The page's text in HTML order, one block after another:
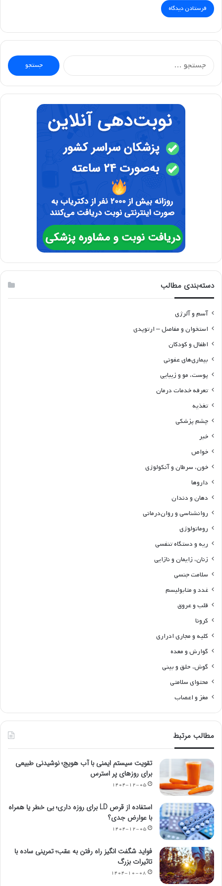
جستجو
برای:
دسته‌بندی مطالب
آسم و آلرژی
استخوان و مفاصل – ارتوپدی
اطفال و کودکان
بیماری‌های عفونی
پوست، مو و زیبایی
تعرفه خدمات درمان
تغذیه
چشم پزشکی
خبر
خواص
خون، سرطان و آنکولوژی
داروها
دهان و دندان
روانشناسی و روان‌درمانی
روماتولوژی
ریه و دستگاه تنفسی
زنان، زایمان و نازایی
سلامت جنسی
غدد و متابولیسم
قلب و عروق
کرونا
کلیه و مجاری ادراری
گوارش و معده
گوش، حلق و بینی
محتوای سلامتی
مغز و اعصاب
مطالب مرتبط
تقویت سیستم ایمنی با آب هویج؛ نوشیدنی طبیعی
برای روزهای پر استرس
۱۴۰۴-۱۲-۰۵
استفاده از قرص LD برای روزه داری؛ بی خطر یا همراه
با عوارض جدی؟
۱۴۰۴-۱۲-۰۵
فواید شگفت انگیز راه رفتن به عقب؛ تمرینی ساده با
تاثیرات بزرگ
۱۴۰۴-۱۰-۰۸